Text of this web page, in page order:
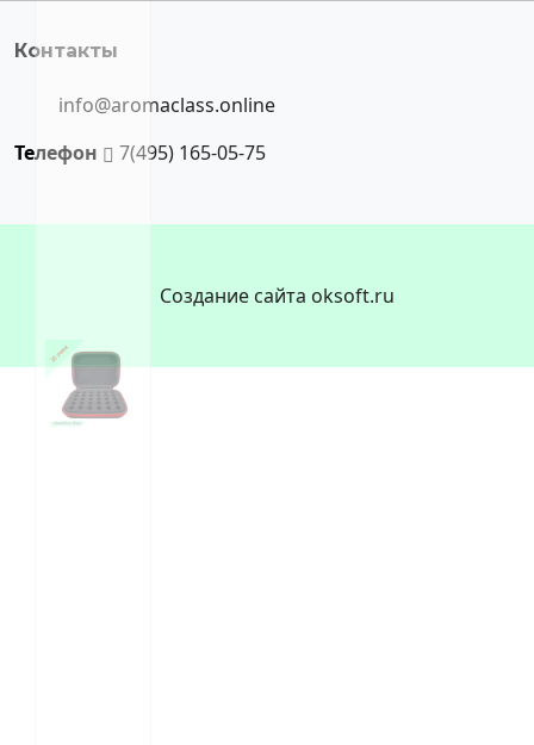
Контакты
info@aromaclass.online
Телефон
7(495) 165-05-75
Создание сайта oksoft.ru